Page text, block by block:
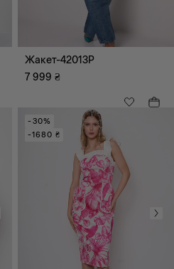
Жакет-42013P
7 999 ₴
-30%
-1680 ₴